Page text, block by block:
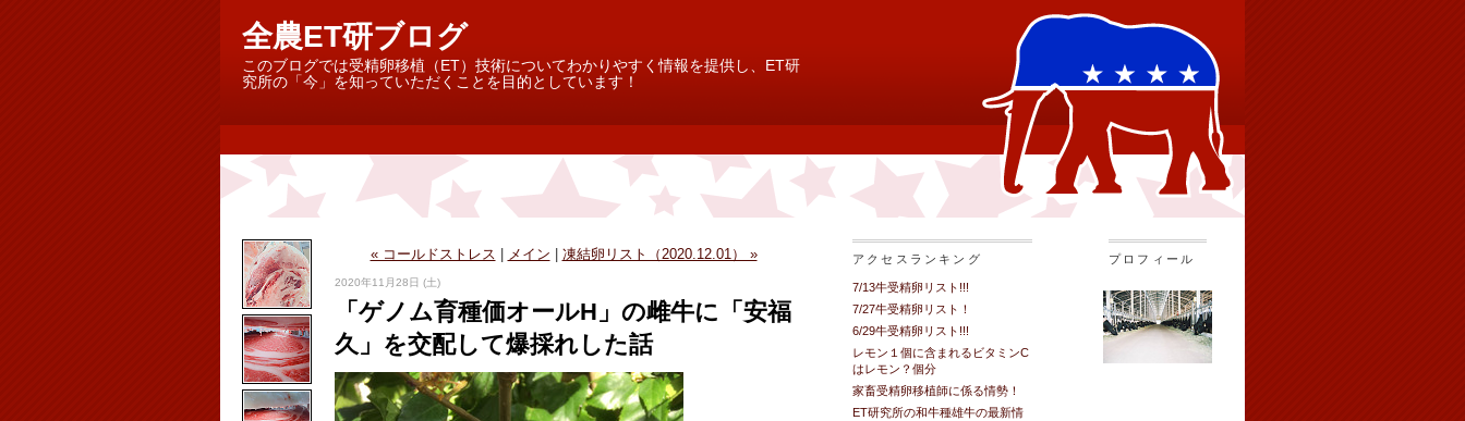
全農ET研ブログ
このブログでは受精卵移植（ET）技術についてわかりやすく情報を提供し、ET研
究所の「今」を知っていただくことを目的としています！
« コールドストレス メイン 凍結卵リスト（2020.12.01） »
2020年11月28日 (土)
「ゲノム育種価オールH」の雌牛に「安福
久」を交配して爆採れした話
アクセスランキング
7/13牛受精卵リスト!!!
7/27牛受精卵リスト！
6/29牛受精卵リスト!!!
レモン１個に含まれるビタミンC
はレモン？個分
家畜受精卵移植師に係る情勢！
ET研究所の和牛種雄牛の最新情
プロフィール